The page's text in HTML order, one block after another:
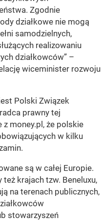
Zgodnie
działkowe nie mogą
samodzielnych,
realizowaniu
działkowców” –
wiceminister rozwoju
Polski Związek
prawny tej
z money.pl, że polskie
w kilku
są w całej Europie.
też krajach tzw. Beneluxu,
na terenach publicznych,
stowarzyszeń